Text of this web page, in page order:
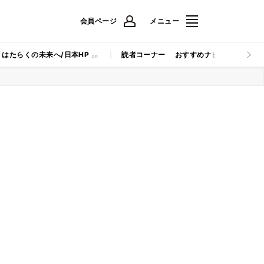
会員ページ メニュー
はたらくの未来へ/日本HP 読者コーナー おすすめナビ マイナビ